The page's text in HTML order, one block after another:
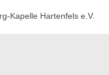
Kapelle Hartenfels e.V.